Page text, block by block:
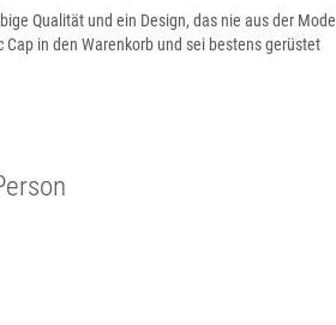
Qualität und ein Design, das nie aus der Mode
in den Warenkorb und sei bestens gerüstet